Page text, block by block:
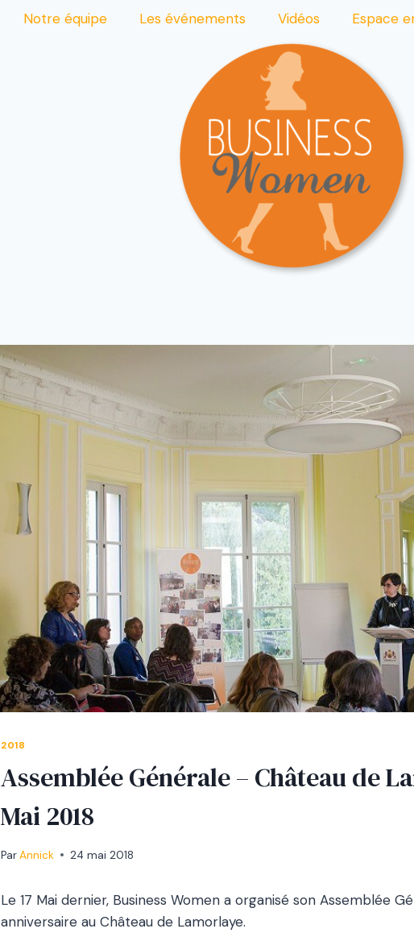
Notre équipe Les événements Vidéos Espace
2018
Assemblée Générale – Château de
Mai 2018
ParAnnick 24 mai 2018
Le 17 Mai dernier, Business Women a organisé son Assemblée
anniversaire au Château de Lamorlaye.